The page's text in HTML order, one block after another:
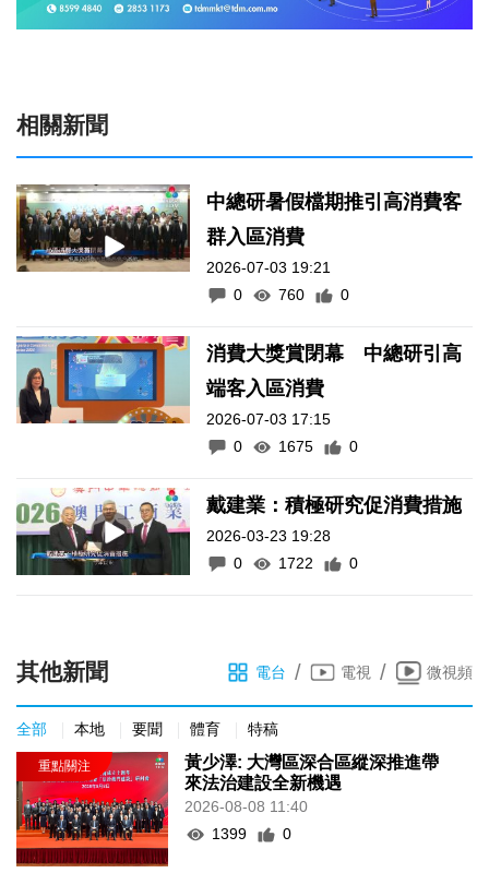
相關新聞
中總研暑假檔期推引高消費客
群入區消費
2026-07-03 19:21
0
760 0
消費大獎賞閉幕 中總研引高
端客入區消費
2026-07-03 17:15
0
1675 0
戴建業：積極研究促消費措施
2026-03-23 19:28
0
1722 0
其他新聞 電台 / 電視 / 微視頻
全部 本地 要聞 體育 特稿
黃少澤: 大灣區深合區縱深推進帶
來法治建設全新機遇
2026-08-08 11:40
1399
0